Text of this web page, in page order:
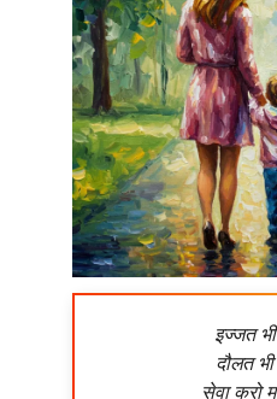
इज्जत
दौलत
सेवा करो